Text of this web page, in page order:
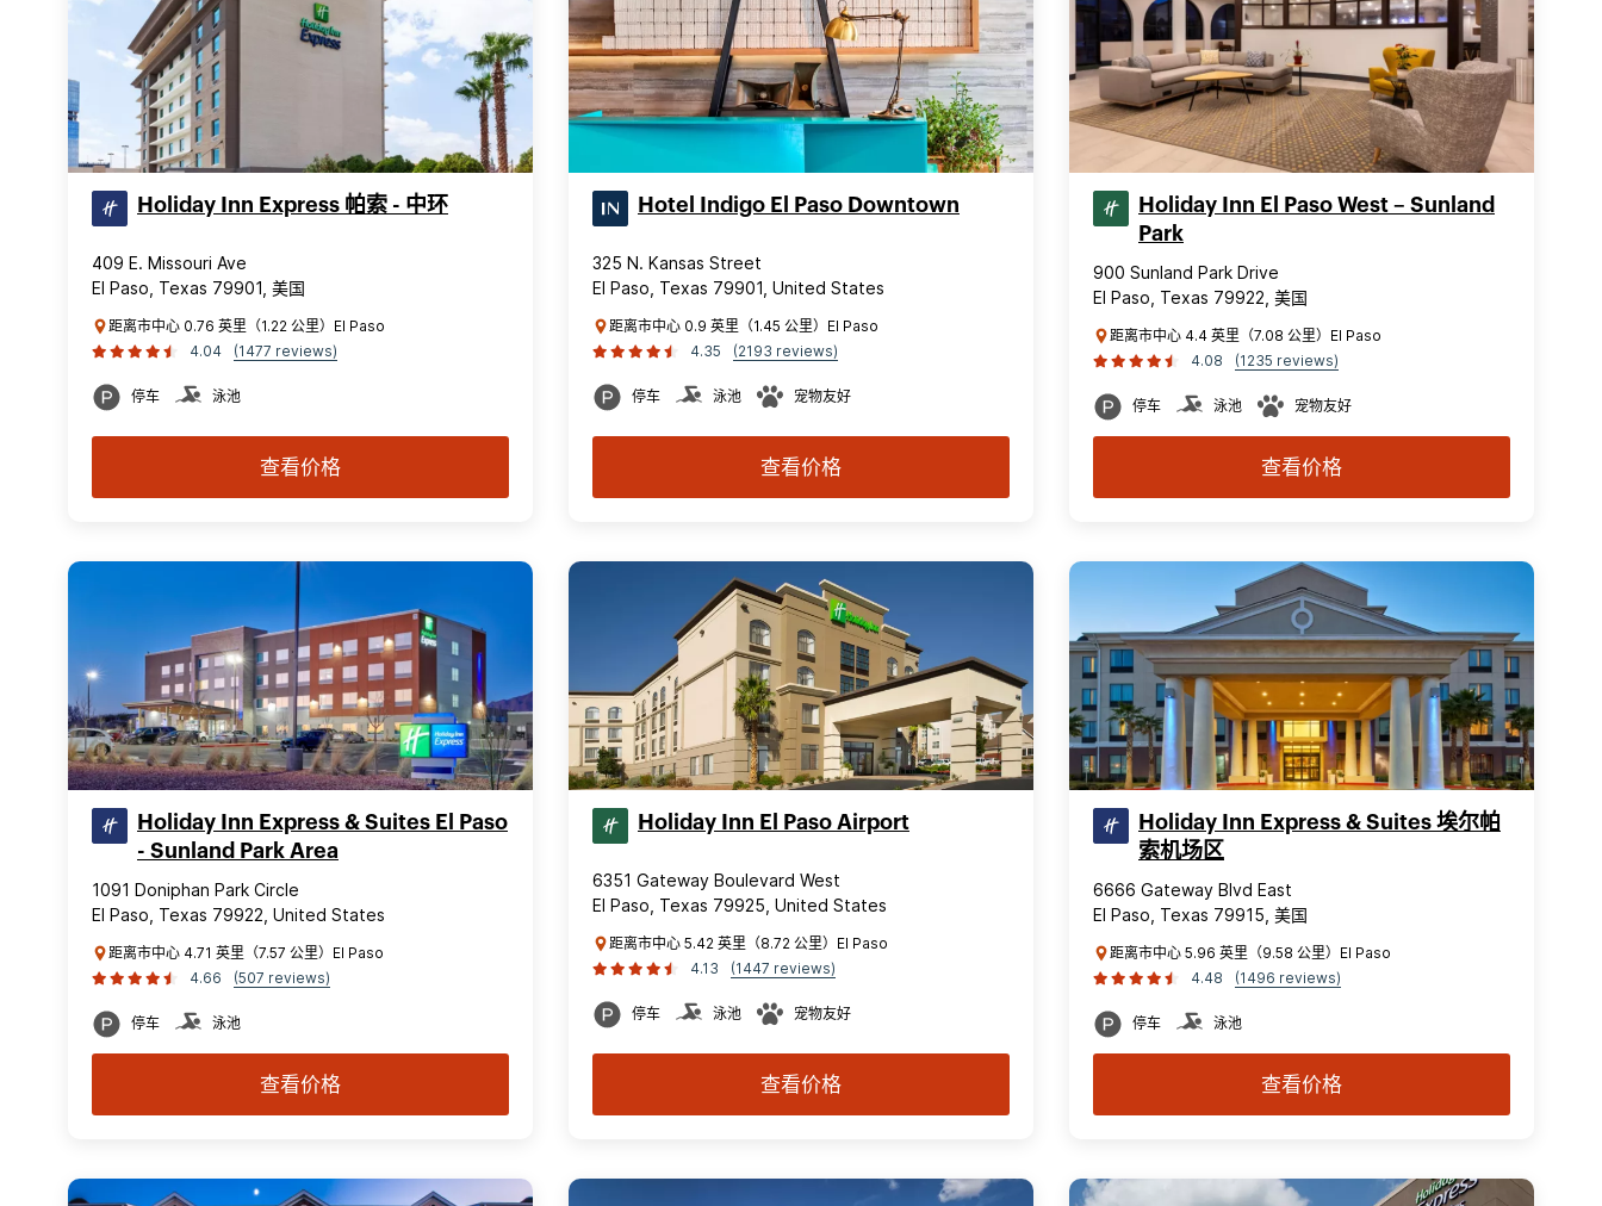
Holiday Inn Express 帕索 - 中环
409 E. Missouri Ave
El Paso, Texas 79901, 美国
距离市中心 0.76 英里（1.22 公里）El Paso
4.04
(1477 reviews)
停车 泳池
查看价格
Hotel Indigo El Paso Downtown
325 N. Kansas Street
El Paso, Texas 79901, United States
距离市中心 0.9 英里（1.45 公里）El Paso
4.35
(2193 reviews)
停车 泳池 宠物友好
查看价格
Holiday Inn El Paso West – Sunland
Park
900 Sunland Park Drive
El Paso, Texas 79922, 美国
距离市中心 4.4 英里（7.08 公里）El Paso
4.08
(1235 reviews)
停车 泳池 宠物友好
查看价格
Holiday Inn Express & Suites El Paso
- Sunland Park Area
1091 Doniphan Park Circle
El Paso, Texas 79922, United States
距离市中心 4.71 英里（7.57 公里）El Paso
4.66
(507 reviews)
停车 泳池
查看价格
Holiday Inn El Paso Airport
6351 Gateway Boulevard West
El Paso, Texas 79925, United States
距离市中心 5.42 英里（8.72 公里）El Paso
4.13
(1447 reviews)
停车 泳池 宠物友好
查看价格
Holiday Inn Express & Suites 埃尔帕
索机场区
6666 Gateway Blvd East
El Paso, Texas 79915, 美国
距离市中心 5.96 英里（9.58 公里）El Paso
4.48
(1496 reviews)
停车 泳池
查看价格